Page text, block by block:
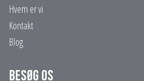
Hvem er vi
Kontakt
Blog
Besøg os